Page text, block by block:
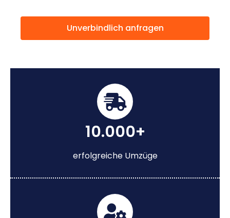
Unverbindlich anfragen
10.000+
erfolgreiche Umzüge